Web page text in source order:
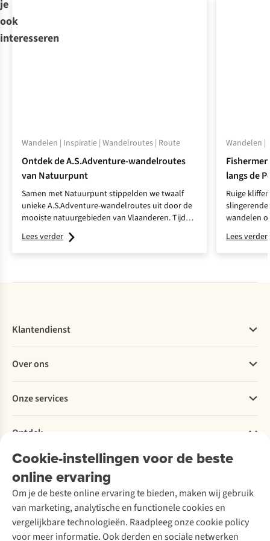
je
ook
interesseren
Wandelen | Inspiratie | Wandelroutes | Route
Ontdek de A.S.Adventure-wandelroutes
van Natuurpunt
Samen met Natuurpunt stippelden we twaalf
unieke A.S.Adventure-wandelroutes uit door de
mooiste natuurgebieden van Vlaanderen. Tijd
voor een ontdekkingstocht in eigen streek!
Lees verder
Wandelen |
langs de
Ruige
wandelen
Onze
een ander
dezelfde
Lees verder
Cookie-instellingen voor de beste
online ervaring
Om je de beste online ervaring te bieden, maken wij gebruik
van marketing, analytische en functionele cookies en
vergelijkbare technologieën. Raadpleeg onze cookie policy
voor meer informatie. Ook derden en sociale netwerken
Klantendienst
Bestellen
Betalen
Levering
Retourneren
Bestelling herroepen
Garantie
Contact
Over ons
Explore More
Verantwoord ondernemen
Over Ayacucho
Onze winkels
Over A.S.Adventure
Toegankelijkheidsverklaring
Onze services
Ski-onderhoud
Wasservice
Schoenonderhoud
Schoenherstelling
Kledingherstelling
Retouches
Ontdek
A.S.Magazine
Podcast
Explore Academy
Explore Camp
Gear Check
Inspiratie & advies
Meld je aan voor de nieuwsbrief